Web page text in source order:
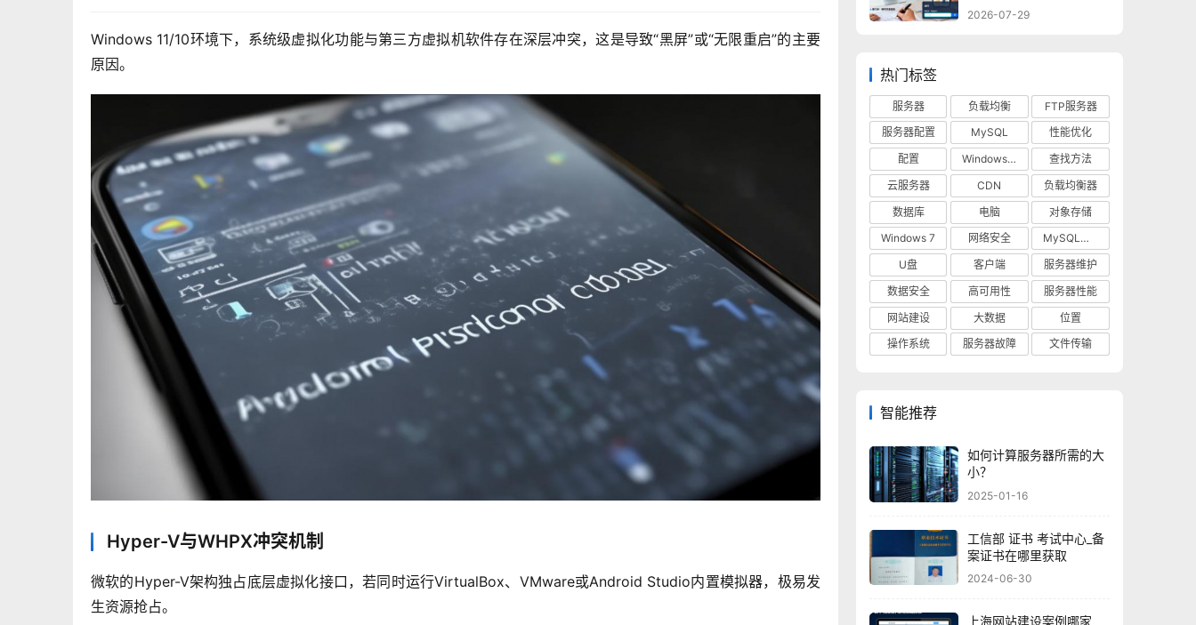
Windows 11/10环境下，系统级虚拟化功能与第三方虚拟机软件存在深层冲突，这是导致“黑屏”或“无限重启”的主要
原因。
Hyper-V与WHPX冲突机制
微软的Hyper-V架构独占底层虚拟化接口，若同时运行VirtualBox、VMware或Android Studio内置模拟器，极易发
生资源抢占。
2026-07-29
热门标签
服务器 负载均衡
FTP服务器
服务器配置
MySQL
性能优化
配置
Windows 10
查找方法
云服务器
CDN
负载均衡器
数据库
电脑
对象存储
Windows 7
网络安全
MySQL数据库
U盘
客户端
服务器维护
数据安全
高可用性
服务器性能
网站建设
大数据
位置
操作系统
服务器故障 文件传输
智能推荐
如何计算服务器所需的大
小？
2025-01-16
工信部 证书 考试中心_备
案证书在哪里获取
2024-06-30
上海网站建设案例哪家